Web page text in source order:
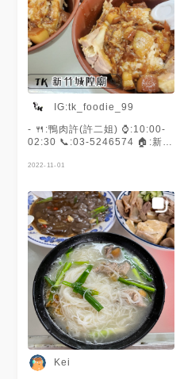
IG:tk_foodie_99
- 🍴:鴨肉許(許二姐) ⌚️:10:00-
02:30 📞:03-5246574 🏠:新竹
新竹必吃的一家鴨肉店了 附近
滿 建議要早點來停車😐 店內翻
桌率也很快 假日都會有人在背
後等你吃完😂 - 📍鴨肉飯 💵65
滷肉偏肥 嘴巴超黏的 給的鴨肉
跟其他家是鴨肉絲不一樣 鴨肉
有一腿有兩塊肉👍🏻 鴨香的味道
幾乎都是被滷肉給蓋過 口味偏
重 比較油膩 怕肥肉還是建議點
鴨肉盤 - 📍炒鴨血 💵80 幾乎每
桌都會點個炒鴨血 可見其人氣
程度 烏醋調味 酸溜酸溜 鴨血有
夠嫩 滑嫩滑嫩的口感入嘴 超棒
的❤ - 覺得鴨肉飯不妥有點硬尬
🤨 建議還是吃鴨肉炒麵比較好
在點個1/4鴨肉盤來吃一定很滿
2022-11-01
Kei